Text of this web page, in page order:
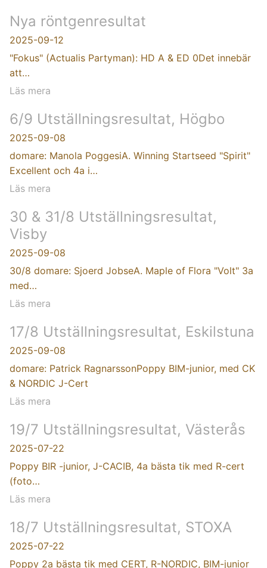
Nya röntgenresultat
2025-09-12
"Fokus" (Actualis Partyman): HD A & ED 0Det innebär
att…
Läs mera
6/9 Utställningsresultat, Högbo
2025-09-08
domare: Manola PoggesiA. Winning Startseed "Spirit"
Excellent och 4a i…
Läs mera
30 & 31/8 Utställningsresultat,
Visby
2025-09-08
30/8 domare: Sjoerd JobseA. Maple of Flora "Volt" 3a
med…
Läs mera
17/8 Utställningsresultat, Eskilstuna
2025-09-08
domare: Patrick RagnarssonPoppy BIM-junior, med CK
& NORDIC J-Cert
Läs mera
19/7 Utställningsresultat, Västerås
2025-07-22
Poppy BIR -junior, J-CACIB, 4a bästa tik med R-cert
(foto…
Läs mera
18/7 Utställningsresultat, STOXA
2025-07-22
Poppy 2a bästa tik med CERT, R-NORDIC, BIM-junior